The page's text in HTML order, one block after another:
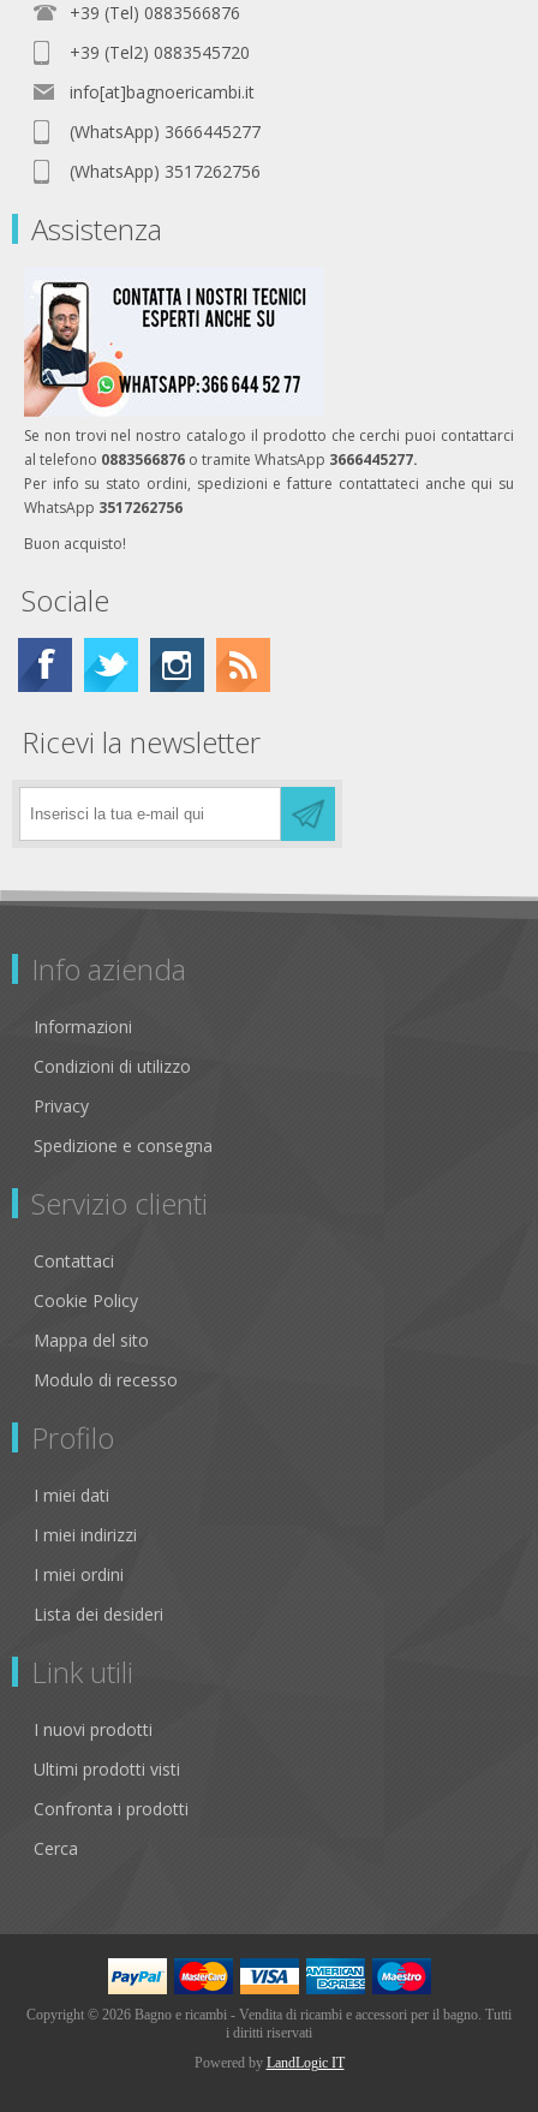
+39 (Tel) 0883566876
+39 (Tel2) 0883545720
info[at]bagnoericambi.it
(WhatsApp) 3666445277
(WhatsApp) 3517262756
Assistenza
Se non trovi nel nostro catalogo il prodotto che cerchi puoi contattarci
al telefono 0883566876 o tramite WhatsApp 3666445277.
Per info su stato ordini, spedizioni e fatture contattateci anche qui su
WhatsApp 3517262756
Buon acquisto!
Sociale
Ricevi la newsletter
Info azienda
Informazioni
Condizioni di utilizzo
Privacy
Spedizione e consegna
Servizio clienti
Contattaci
Cookie Policy
Mappa del sito
Modulo di recesso
Profilo
I miei dati
I miei indirizzi
I miei ordini
Lista dei desideri
Link utili
I nuovi prodotti
Ultimi prodotti visti
Confronta i prodotti
Cerca
Copyright © 2026 Bagno e ricambi - Vendita di ricambi e accessori per il bagno. Tutti
i diritti riservati
Powered by LandLogic IT